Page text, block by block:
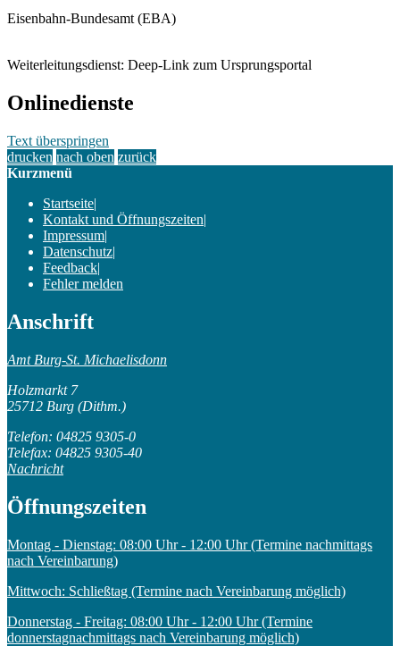
Eisenbahn-Bundesamt (EBA)
Weiterleitungsdienst: Deep-Link zum Ursprungsportal
Onlinedienste
Text überspringen
drucken nach oben zurück
Kurzmenü
Startseite|
Kontakt und Öffnungszeiten|
Impressum|
Datenschutz|
Feedback|
Fehler melden
Anschrift
Amt Burg-St. Michaelisdonn
Holzmarkt 7
25712 Burg (Dithm.)
Telefon: 04825 9305-0
Telefax: 04825 9305-40
Nachricht
Öffnungszeiten
Montag - Dienstag: 08:00 Uhr - 12:00 Uhr (Termine nachmittags
nach Vereinbarung)
Mittwoch: Schließtag (Termine nach Vereinbarung möglich)
Donnerstag - Freitag: 08:00 Uhr - 12:00 Uhr (Termine
donnerstagnachmittags nach Vereinbarung möglich)